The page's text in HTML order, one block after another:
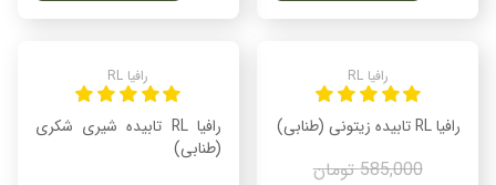
رافیا RL
رافیا RL تابیده زیتونی (طنابی)
585,000 تومان
رافیا RL
رافیا RL تابیده شیری شکری
(طنابی)